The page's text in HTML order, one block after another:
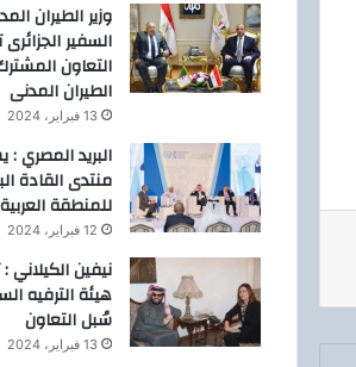
وزير الطيران
السفير
التعاون
الطيران المدنى
13 فبراير، 2024
البريد المصري
منتدى القادة
للمنطقة
12 فبراير، 2024
نيفين
هيئة الترفيه
سُبل التعاون
13 فبراير، 2024